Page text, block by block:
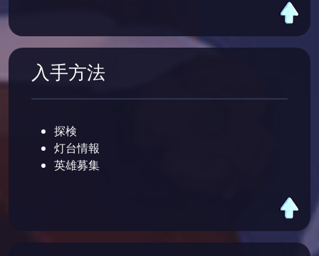
入手方法
探検
灯台情報
英雄募集